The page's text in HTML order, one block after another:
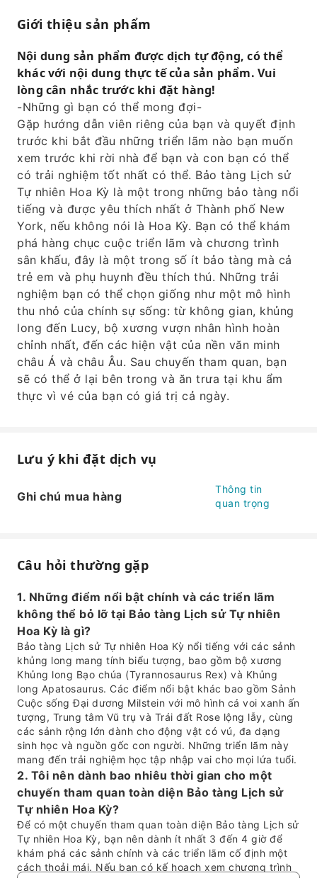
Giới thiệu sản phẩm
Nội dung sản phẩm được dịch tự động, có thể
khác với nội dung thực tế của sản phẩm. Vui
lòng cân nhắc trước khi đặt hàng!
-Những gì bạn có thể mong đợi-
Gặp hướng dẫn viên riêng của bạn và quyết định
trước khi bắt đầu những triển lãm nào bạn muốn
xem trước khi rời nhà để bạn và con bạn có thể
có trải nghiệm tốt nhất có thể. Bảo tàng Lịch sử
Tự nhiên Hoa Kỳ là một trong những bảo tàng nổi
tiếng và được yêu thích nhất ở Thành phố New
York, nếu không nói là Hoa Kỳ. Bạn có thể khám
phá hàng chục cuộc triển lãm và chương trình
sân khấu, đây là một trong số ít bảo tàng mà cả
trẻ em và phụ huynh đều thích thú. Những trải
nghiệm bạn có thể chọn giống như một mô hình
thu nhỏ của chính sự sống: từ không gian, khủng
long đến Lucy, bộ xương vượn nhân hình hoàn
chỉnh nhất, đến các hiện vật của nền văn minh
châu Á và châu Âu. Sau chuyến tham quan, bạn
sẽ có thể ở lại bên trong và ăn trưa tại khu ẩm
thực vì vé của bạn có giá trị cả ngày.
Lưu ý khi đặt dịch vụ
Ghi chú mua hàng
Thông tin
quan trọng
Câu hỏi thường gặp
1. Những điểm nổi bật chính và các triển lãm
không thể bỏ lỡ tại Bảo tàng Lịch sử Tự nhiên
Hoa Kỳ là gì?
Bảo tàng Lịch sử Tự nhiên Hoa Kỳ nổi tiếng với các sảnh
khủng long mang tính biểu tượng, bao gồm bộ xương
Khủng long Bạo chúa (Tyrannosaurus Rex) và Khủng
long Apatosaurus. Các điểm nổi bật khác bao gồm Sảnh
Cuộc sống Đại dương Milstein với mô hình cá voi xanh ấn
tượng, Trung tâm Vũ trụ và Trái đất Rose lộng lẫy, cùng
các sảnh rộng lớn dành cho động vật có vú, đa dạng
sinh học và nguồn gốc con người. Những triển lãm này
mang đến trải nghiệm học tập nhập vai cho mọi lứa tuổi.
2. Tôi nên dành bao nhiêu thời gian cho một
chuyến tham quan toàn diện Bảo tàng Lịch sử
Tự nhiên Hoa Kỳ?
Để có một chuyến tham quan toàn diện Bảo tàng Lịch sử
Tự nhiên Hoa Kỳ, bạn nên dành ít nhất 3 đến 4 giờ để
khám phá các sảnh chính và các triển lãm cố định một
cách thoải mái. Nếu bạn có kế hoạch xem chương trình